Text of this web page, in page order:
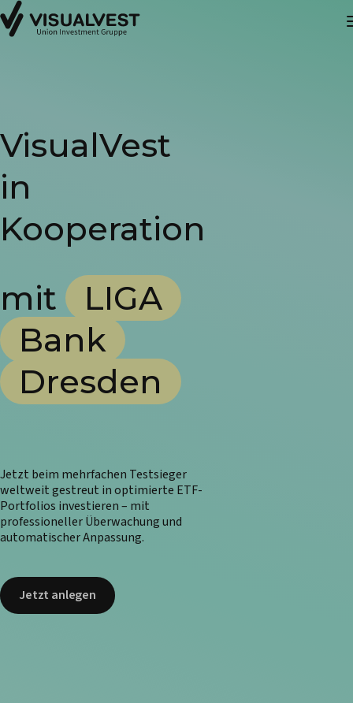
VisualVest
in
Kooperation
mit
LIGA
Bank
Dresden
Jetzt beim mehrfachen Testsieger
weltweit gestreut in optimierte ETF-
Portfolios investieren – mit
professioneller Überwachung und
automatischer Anpassung.
Jetzt anlegen